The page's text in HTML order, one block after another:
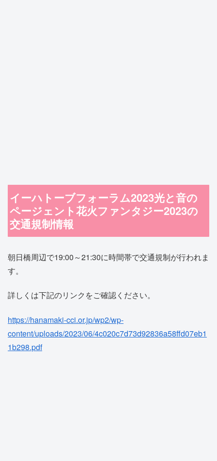
イーハトーブフォーラム2023光と音の
ページェント花火ファンタジー2023の
交通規制情報
朝日橋周辺で19:00～21:30に時間帯で交通規制が行われま
す。
詳しくは下記のリンクをご確認ください。
https://hanamaki-cci.or.jp/wp2/wp-
content/uploads/2023/06/4c020c7d73d92836a58ffd07eb1
1b298.pdf